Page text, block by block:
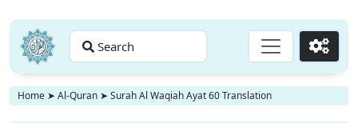
Search Go
Home ➤ Al-Quran ➤ Surah Al Waqiah Ayat 60 Translation